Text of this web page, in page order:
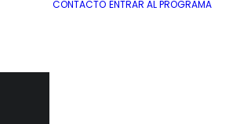
CONTACTO ENTRAR AL PROGRAMA